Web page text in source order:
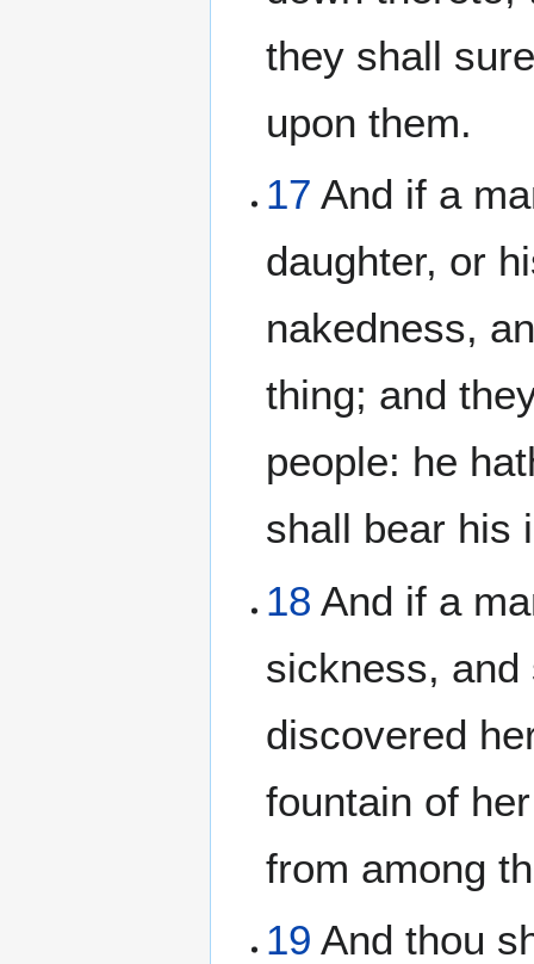
they shall
upon them.
17 And if a
daughter, or
nakedness,
thing; and
people: he
shall bear his
18 And if a
sickness, and
discovered
fountain of
from among
19 And thou